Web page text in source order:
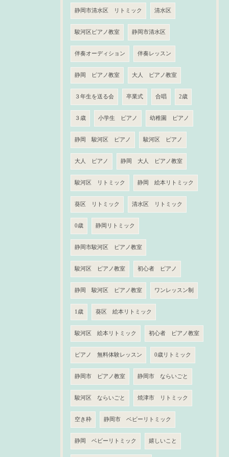
静岡市清水区 リトミック 清水区
駿河区ピアノ教室 静岡市清水区
伴奏オーディション 伴奏レッスン
静岡 ピアノ教室 大人 ピアノ教室
３年生を送る会 卒業式 合唱 2歳
３歳 小学生 ピアノ 幼稚園 ピアノ
静岡 駿河区 ピアノ 駿河区 ピアノ
大人 ピアノ 静岡 大人 ピアノ教室
駿河区 リトミック 静岡 絵本リトミック
葵区 リトミック 清水区 リトミック
0歳 静岡リトミック
静岡市駿河区 ピアノ教室
駿河区 ピアノ教室 初心者 ピアノ
静岡 駿河区 ピアノ教室 ワンレッスン制
1歳 葵区 絵本リトミック
駿河区 絵本リトミック 初心者 ピアノ教室
ピアノ 無料体験レッスン 0歳リトミック
静岡市 ピアノ教室 静岡市 ならいごと
駿河区 ならいごと 焼津市 リトミック
空き枠 静岡市 ベビーリトミック
静岡 ベビーリトミック 嬉しいこと